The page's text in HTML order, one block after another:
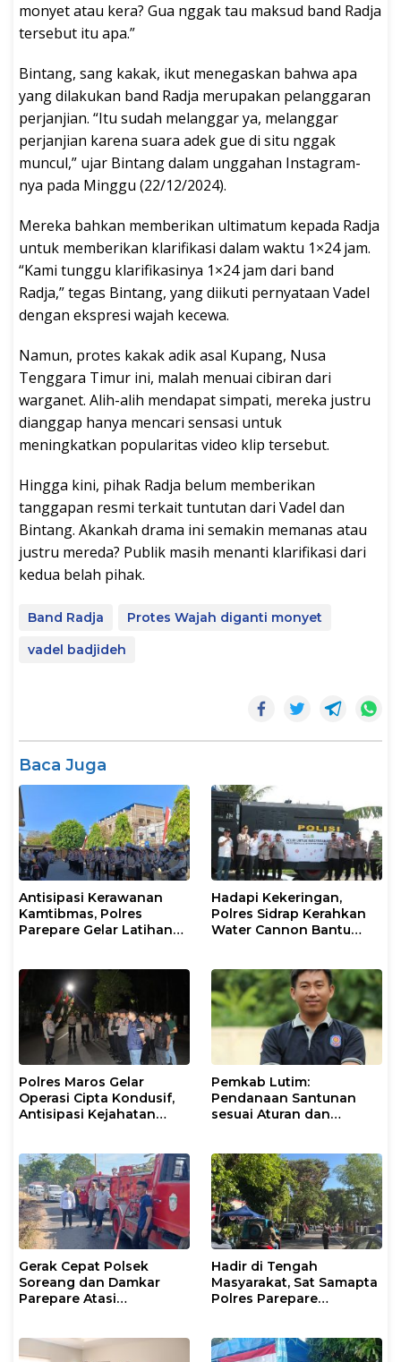
monyet atau kera? Gua nggak tau maksud band Radja
tersebut itu apa.”
Bintang, sang kakak, ikut menegaskan bahwa apa
yang dilakukan band Radja merupakan pelanggaran
perjanjian. “Itu sudah melanggar ya, melanggar
perjanjian karena suara adek gue di situ nggak
muncul,” ujar Bintang dalam unggahan Instagram-
nya pada Minggu (22/12/2024).
Mereka bahkan memberikan ultimatum kepada Radja
untuk memberikan klarifikasi dalam waktu 1×24 jam.
“Kami tunggu klarifikasinya 1×24 jam dari band
Radja,” tegas Bintang, yang diikuti pernyataan Vadel
dengan ekspresi wajah kecewa.
Namun, protes kakak adik asal Kupang, Nusa
Tenggara Timur ini, malah menuai cibiran dari
warganet. Alih-alih mendapat simpati, mereka justru
dianggap hanya mencari sensasi untuk
meningkatkan popularitas video klip tersebut.
Hingga kini, pihak Radja belum memberikan
tanggapan resmi terkait tuntutan dari Vadel dan
Bintang. Akankah drama ini semakin memanas atau
justru mereda? Publik masih menanti klarifikasi dari
kedua belah pihak.
Band Radja
Protes Wajah diganti monyet
vadel badjideh
Baca Juga
Antisipasi Kerawanan
Kamtibmas, Polres
Parepare Gelar Latihan
Hadapi Kekeringan,
Polres Sidrap Kerahkan
Water Cannon Bantu
Polres Maros Gelar
Operasi Cipta Kondusif,
Antisipasi Kejahatan
Pemkab Lutim:
Pendanaan Santunan
sesuai Aturan dan
Gerak Cepat Polsek
Soreang dan Damkar
Parepare Atasi
Hadir di Tengah
Masyarakat, Sat Samapta
Polres Parepare